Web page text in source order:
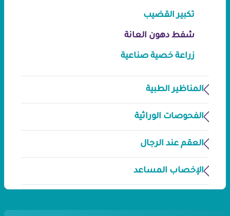
تكبير القضيب
شفط دهون العانة
زراعة خصية صناعية
المناظير الطبية
الفحوصات الوراثية
العقم عند الرجال
الإخصاب المساعد